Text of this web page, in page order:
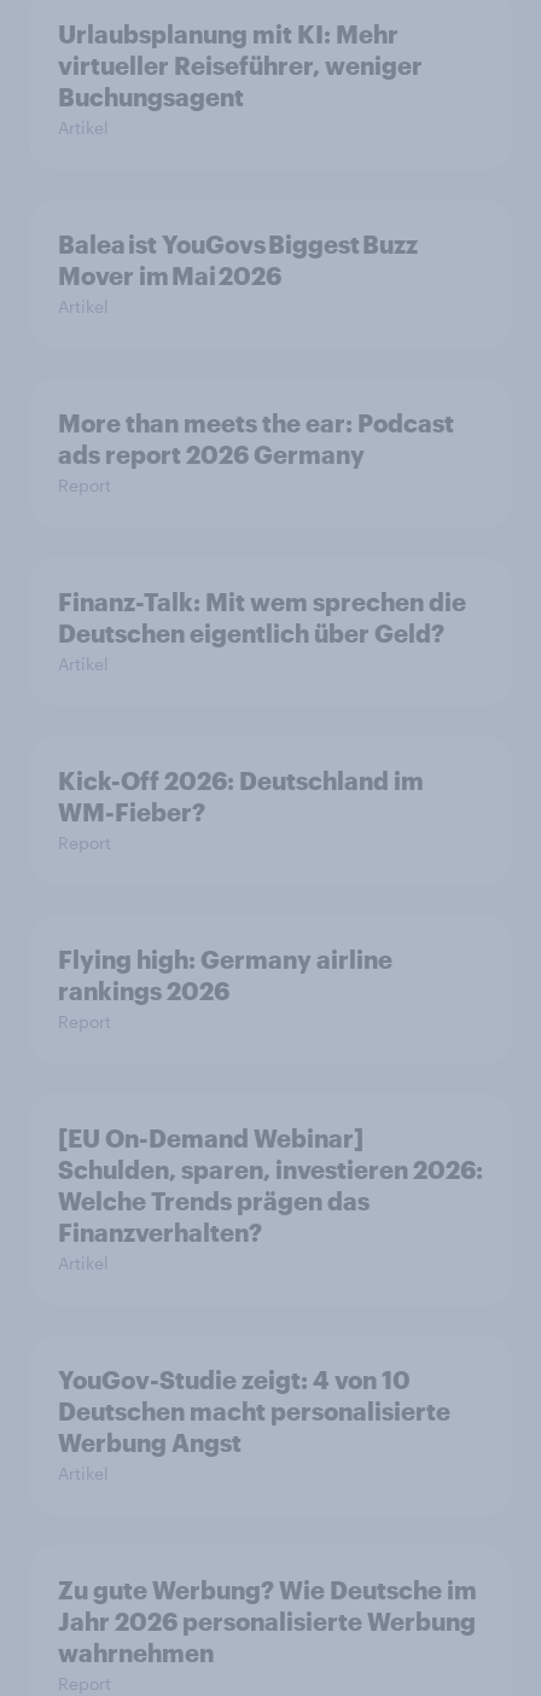
Urlaubsplanung mit KI: Mehr
virtueller Reiseführer, weniger
Buchungsagent
Artikel
Balea ist YouGovs Biggest Buzz
Mover im Mai 2026
Artikel
More than meets the ear: Podcast
ads report 2026 Germany
Report
Finanz-Talk: Mit wem sprechen die
Deutschen eigentlich über Geld?
Artikel
Kick-Off 2026: Deutschland im
WM-Fieber?
Report
Flying high: Germany airline
rankings 2026
Report
[EU On-Demand Webinar]
Schulden, sparen, investieren 2026:
Welche Trends prägen das
Finanzverhalten?
Artikel
YouGov-Studie zeigt: 4 von 10
Deutschen macht personalisierte
Werbung Angst
Artikel
Zu gute Werbung? Wie Deutsche im
Jahr 2026 personalisierte Werbung
wahrnehmen
Report